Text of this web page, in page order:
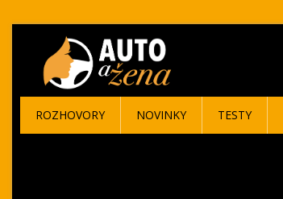
ROZHOVORY NOVINKY TESTY